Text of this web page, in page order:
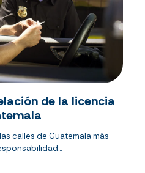
de la licencia
calles de Guatemala más